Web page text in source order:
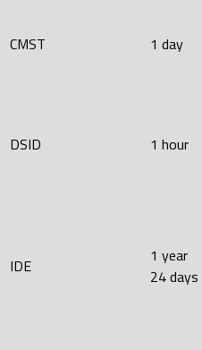
CMST 1 day
DSID 1 hour
IDE
1 year
24 days